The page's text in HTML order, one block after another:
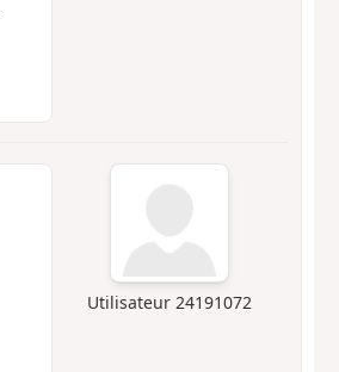
Utilisateur 24191072